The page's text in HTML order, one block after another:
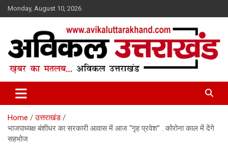
Skip
to
Monday, August 10, 2026
Avikal Uttarakhand
Home
उत्तराखंड
भाजपाध्यक्ष बंशीधर का सरकारी आवास में आज “गृह प्रवेश” . कोरोना काल में देंगे
सहभोज